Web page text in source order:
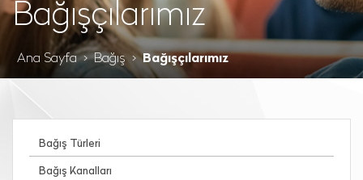
Bağışçılarımız
Ana Sayfa Bağış Bağışçılarımız
Bağış Türleri
Bağış Kanalları